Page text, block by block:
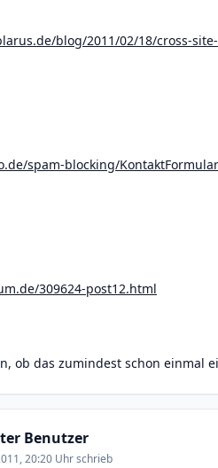
blog/2011/02/18/cross-
spam-blocking/
309624-post12.html
ob das zumindest schon einmal
Benutzer
20:20 Uhr schrieb